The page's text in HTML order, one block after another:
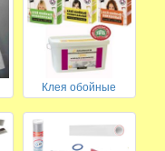
Клея обойные